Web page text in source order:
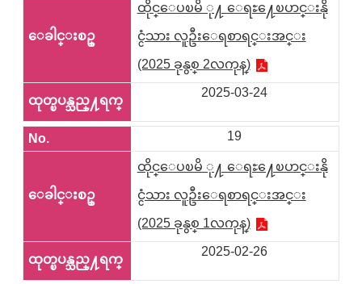
ထိုင္ေပၿမိ ု႔ ေရႊ႔ေၿပာင္းနို
င္ငံသား လူဦးေရစာရင္းအင္း
(2025 ခုနွစ္ 2လကုန္)
2025-03-24
19
ထိုင္ေပၿမိ ု႔ ေရႊ႔ေၿပာင္းနို
င္ငံသား လူဦးေရစာရင္းအင္း
(2025 ခုနွစ္ 1လကုန္)
2025-02-26